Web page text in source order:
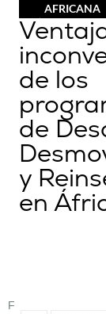
AFRICANA
de los
de
y
en
F